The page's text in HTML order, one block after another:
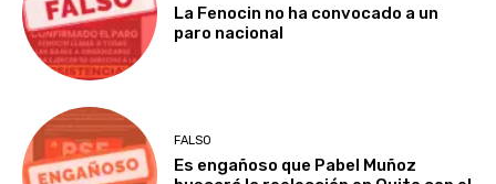
La Fenocin no ha convocado a un
paro nacional
FALSO
Es engañoso que Pabel Muñoz